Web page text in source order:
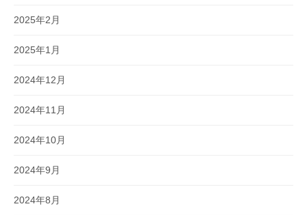
2025年2月
2025年1月
2024年12月
2024年11月
2024年10月
2024年9月
2024年8月